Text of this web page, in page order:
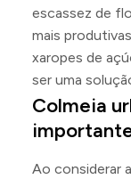
escassez de
mais
xaropes de
ser uma
Colmeia
Ao considerar